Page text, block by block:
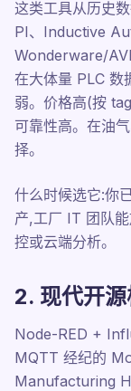
这类工具从历史
PI、Inductive
Wonderware/
在大体量 PLC 数
弱。价格高(按
可靠性高。在油
择。
什么时候选它:你
产,工厂 IT 团队
控或云端分析。
2. 现代开
Node-RED +
MQTT 经纪的
Manufacturing